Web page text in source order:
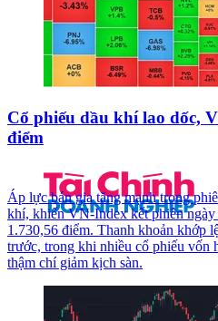
Cổ phiếu dầu khí lao dốc,
điểm
Áp lực bán gia tăng mạnh trong
khí, khiến VN-Index kết phiên
1.730,56 điểm. Thanh khoản khớp
trước, trong khi nhiều cổ phiếu vốn
thậm chí giảm kịch sàn.